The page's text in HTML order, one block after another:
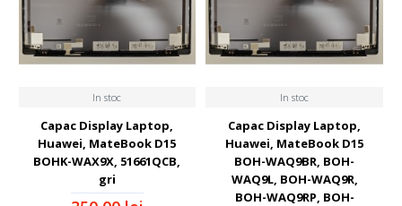
In stoc
Capac Display Laptop,
Huawei, MateBook D15
BOHK-WAX9X, 51661QCB,
gri
In stoc
Capac Display Laptop,
Huawei, MateBook D15
BOH-WAQ9BR, BOH-
WAQ9L, BOH-WAQ9R,
BOH-WAQ9RP, BOH-